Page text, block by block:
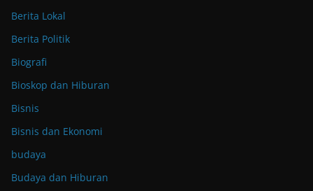
Berita Lokal
Berita Politik
Biografi
Bioskop dan Hiburan
Bisnis
Bisnis dan Ekonomi
budaya
Budaya dan Hiburan